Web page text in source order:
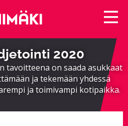
2020
tavoitteena on saada asukkaat
ja tekemään yhdessä
ja toimivampi kotipaikka.